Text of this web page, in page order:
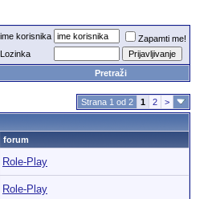
ime korisnika
Zapamti me!
Lozinka
Pretraži
Strana 1 od 2 1 2 >
forum
Role-Play
Role-Play